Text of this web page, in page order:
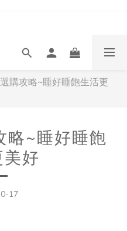
購攻略~睡好睡飽生活更
略~睡好睡飽
好
17